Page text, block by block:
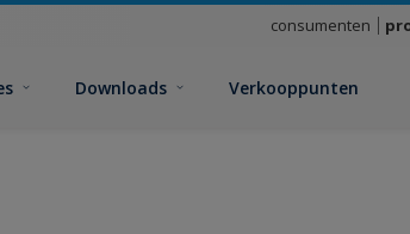
consumenten
Downloads Verkooppunten